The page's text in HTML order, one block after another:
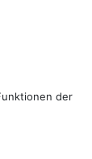
der